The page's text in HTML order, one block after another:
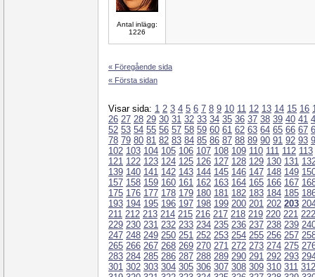
Antal inlägg:
1226
« Föregående sida
« Första sidan
Visar sida: 1 2 3 4 5 6 7 8 9 10 11 12 13 14 15 16
26 27 28 29 30 31 32 33 34 35 36 37 38 39 40 41
52 53 54 55 56 57 58 59 60 61 62 63 64 65 66 67
78 79 80 81 82 83 84 85 86 87 88 89 90 91 92 93
102 103 104 105 106 107 108 109 110 111 112 113
121 122 123 124 125 126 127 128 129 130 131
139 140 141 142 143 144 145 146 147 148 149
157 158 159 160 161 162 163 164 165 166 167
175 176 177 178 179 180 181 182 183 184 185
193 194 195 196 197 198 199 200 201 202 203
211 212 213 214 215 216 217 218 219 220 221 222
229 230 231 232 233 234 235 236 237 238 239
247 248 249 250 251 252 253 254 255 256 257
265 266 267 268 269 270 271 272 273 274 275
283 284 285 286 287 288 289 290 291 292 293
301 302 303 304 305 306 307 308 309 310 311 312